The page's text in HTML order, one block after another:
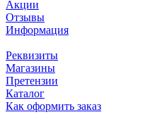
Акции
Отзывы
Информация
Реквизиты
Магазины
Претензии
Каталог
Как оформить заказ